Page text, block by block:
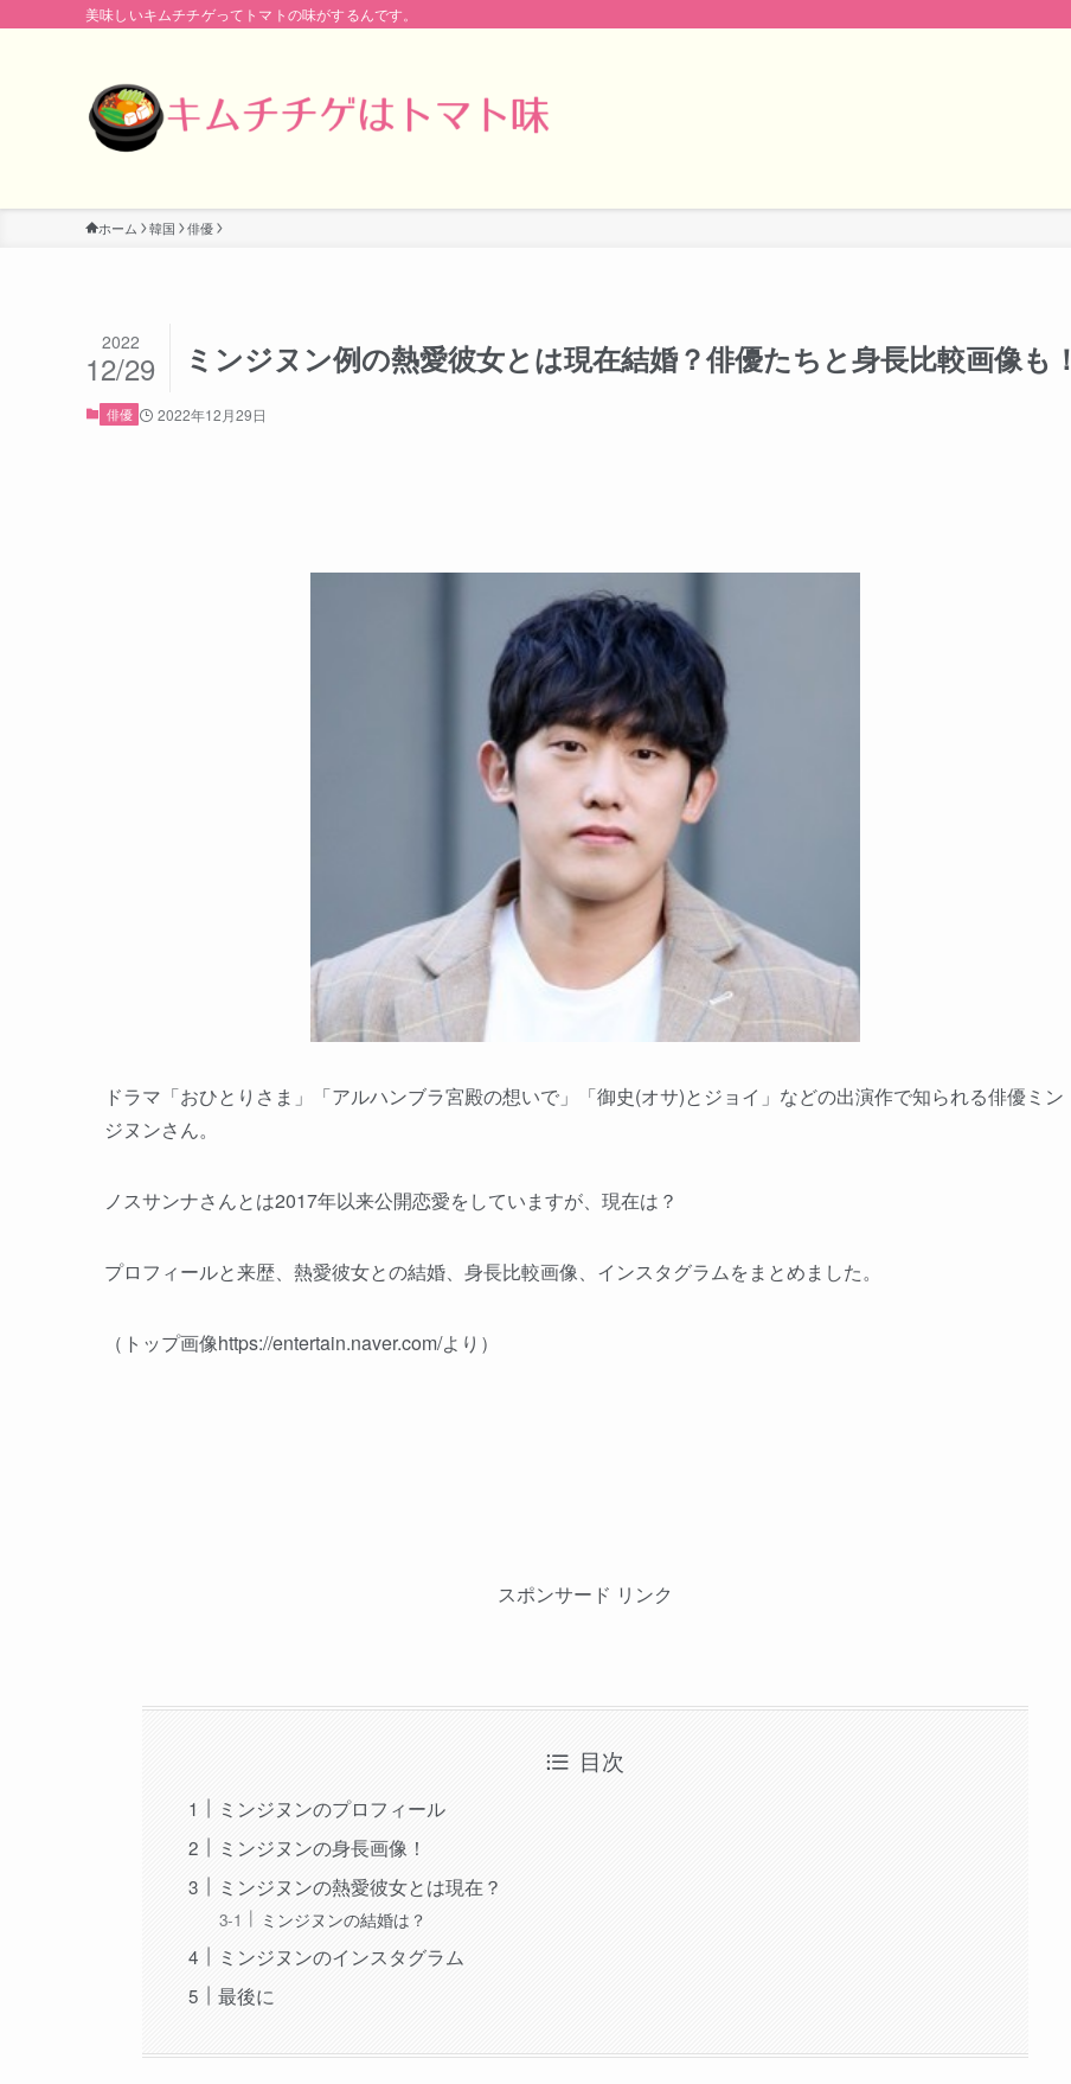
美味しいキムチチゲってトマトの味がするんです。
ホーム 韓国 俳優
ミンジヌン例の熱愛彼女とは現在結婚？俳優たちと身長比較画像も！
2022
12/29
俳優 2022年12月29日
ドラマ「おひとりさま」「アルハンブラ宮殿の想いで」「御史(オサ)とジョイ」などの出演作で知られる俳優ミン
ジヌンさん。
ノスサンナさんとは2017年以来公開恋愛をしていますが、現在は？
プロフィールと来歴、熱愛彼女との結婚、身長比較画像、インスタグラムをまとめました。
（トップ画像https://entertain.naver.com/より）
スポンサード リンク
目次
ミンジヌンのプロフィール
ミンジヌンの身長画像！
ミンジヌンの熱愛彼女とは現在？
ミンジヌンの結婚は？
ミンジヌンのインスタグラム
最後に